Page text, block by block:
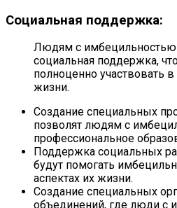
Социальная поддержка:
Людям с имбецильностью
социальная поддержка,
полноценно участвовать
жизни.
Создание специальных
позволят людям с
профессиональное
Поддержка социальных
будут помогать
аспектах их жизни.
Создание специальных
объединений, где люди с